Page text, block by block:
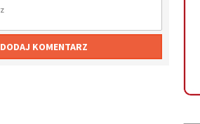
DODAJ KOMENTARZ